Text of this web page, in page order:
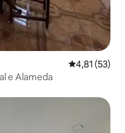
4,81 de uma
4,81 (53)
e Alameda